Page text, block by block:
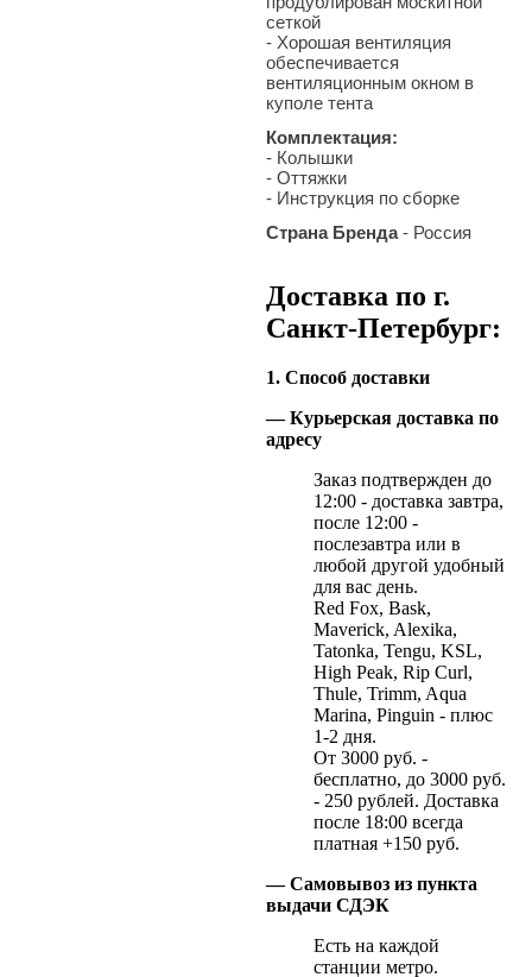
сеткой
- Хорошая вентиляция
обеспечивается
вентиляционным окном в
куполе тента
Комплектация:
- Колышки
- Оттяжки
- Инструкция по сборке
Страна Бренда- Россия
Доставка по г.
Санкт-Петербург:
1. Способ доставки
— Курьерская доставка по
адресу
Заказ подтвержден до
12:00 - доставка завтра,
после 12:00 -
послезавтра или в
любой другой удобный
для вас день.
Red Fox, Bask,
Maverick, Alexika,
Tatonka, Tengu, KSL,
High Peak, Rip Curl,
Thule, Trimm, Aqua
Marina, Pinguin - плюс
1-2 дня.
От 3000 руб. -
бесплатно, до 3000 руб.
- 250 рублей. Доставка
после 18:00 всегда
платная +150 руб.
— Самовывоз из пункта
выдачи СДЭК
Есть на каждой
станции метро.